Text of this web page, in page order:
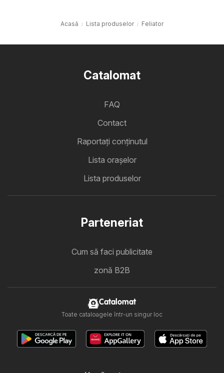
Acasă Lista produselor Feliator
Catalomat
FAQ
Contact
Raportați conținutul
Lista oraşelor
Lista produselor
Parteneriat
Cum să faci publicitate
zonă B2B
Catalomat
Toate cataloagele într-un singur loc